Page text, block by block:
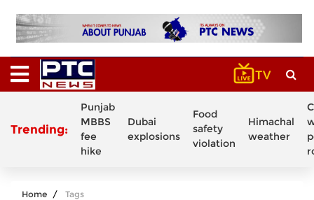
Trending:
Punjab
MBBS
fee
hike
Dubai
explosions
Food
safety
violation
Himachal
weather
Home
Tags